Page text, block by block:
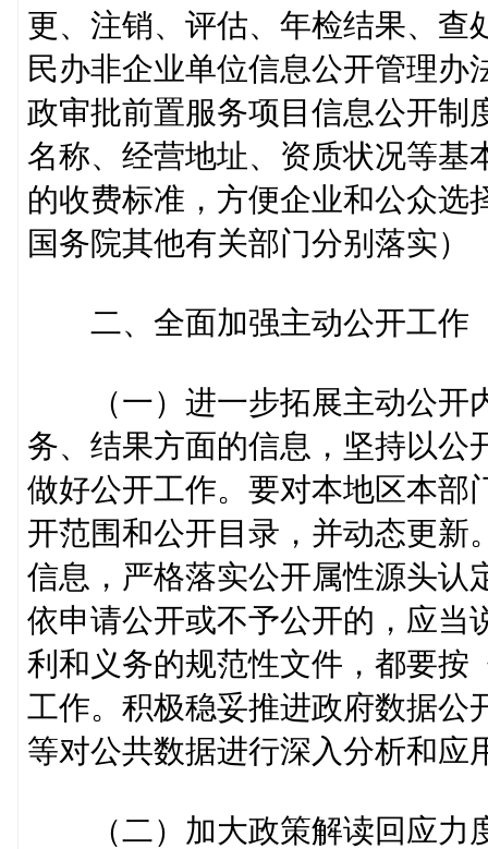
更、注销、评估、年检结果、查
民办非企业单位信息公开管理
政审批前置服务项目信息公开制
名称、经营地址、资质状况等基
的收费标准，方便企业和公众选
国务院其他有关部门分别落实）
二、全面加强主动公开工作
（一）进一步拓展主动公开
务、结果方面的信息，坚持以公
做好公开工作。要对本地区本部
开范围和公开目录，并动态更新
信息，严格落实公开属性源头认
依申请公开或不予公开的，应当
利和义务的规范性文件，都要按
工作。积极稳妥推进政府数据公
等对公共数据进行深入分析和应
（二）加大政策解读回应力